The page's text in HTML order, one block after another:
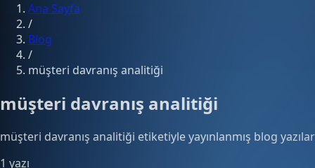
Ana Sayfa
/
Blog
/
müşteri davranış analitiği
müşteri davranış analitiği
müşteri davranış analitiği etiketiyle yayınlanmış blog
1 yazı